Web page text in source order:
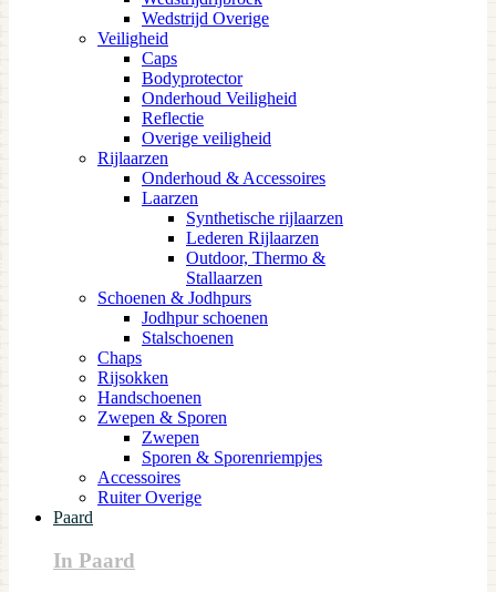
Wedstrijd Overige
Veiligheid
Caps
Bodyprotector
Onderhoud Veiligheid
Reflectie
Overige veiligheid
Rijlaarzen
Onderhoud & Accessoires
Laarzen
Synthetische rijlaarzen
Lederen Rijlaarzen
Outdoor, Thermo &
Stallaarzen
Schoenen & Jodhpurs
Jodhpur schoenen
Stalschoenen
Chaps
Rijsokken
Handschoenen
Zwepen & Sporen
Zwepen
Sporen & Sporenriempjes
Accessoires
Ruiter Overige
Paard
In Paard